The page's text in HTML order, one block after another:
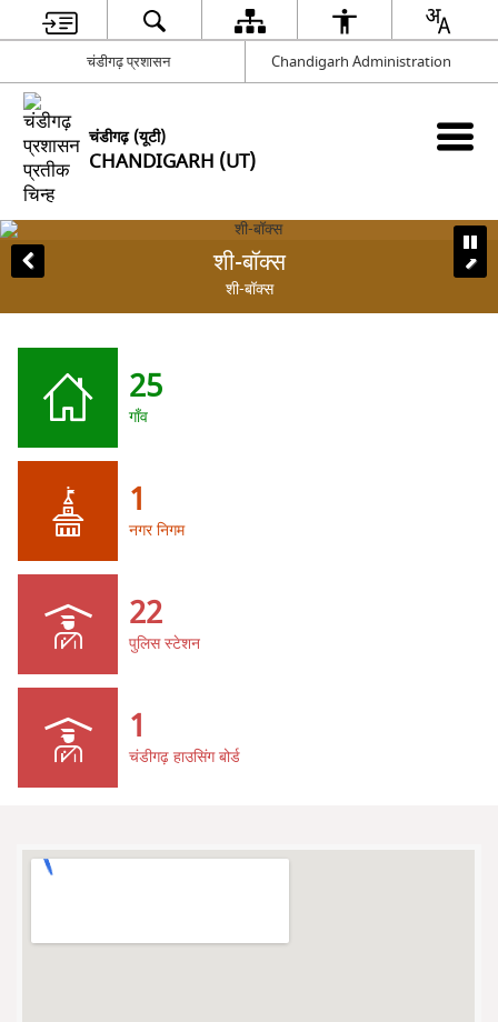
चंडीगढ़ प्रशासन Chandigarh Administration
चंडीगढ़ (यूटी)
CHANDIGARH (UT)
शी-बॉक्स
शी-बॉक्स
25
गाँव
1
नगर निगम
22
पुलिस स्टेशन
1
चंडीगढ़ हाउसिंग बोर्ड